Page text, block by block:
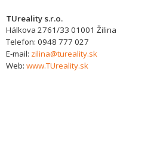
TUreality s.r.o.
Hálkova 2761/33 01001 Žilina
Telefon: 0948 777 027
E-mail: zilina@tureality.sk
Web: www.TUreality.sk